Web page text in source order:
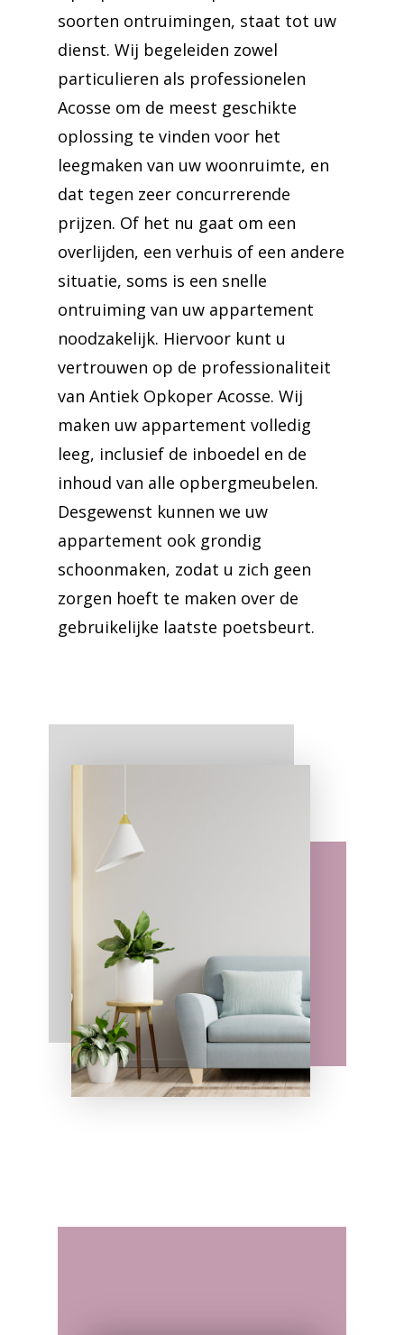
soorten ontruimingen, staat tot uw
dienst. Wij begeleiden zowel
particulieren als professionelen
Acosse om de meest geschikte
oplossing te vinden voor het
leegmaken van uw woonruimte, en
dat tegen zeer concurrerende
prijzen. Of het nu gaat om een
overlijden, een verhuis of een andere
situatie, soms is een snelle
ontruiming van uw appartement
noodzakelijk. Hiervoor kunt u
vertrouwen op de professionaliteit
van Antiek Opkoper Acosse. Wij
maken uw appartement volledig
leeg, inclusief de inboedel en de
inhoud van alle opbergmeubelen.
Desgewenst kunnen we uw
appartement ook grondig
schoonmaken, zodat u zich geen
zorgen hoeft te maken over de
gebruikelijke laatste poetsbeurt.